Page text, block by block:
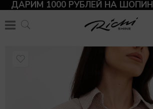
ДАРИМ 1000 РУБЛЕЙ НА